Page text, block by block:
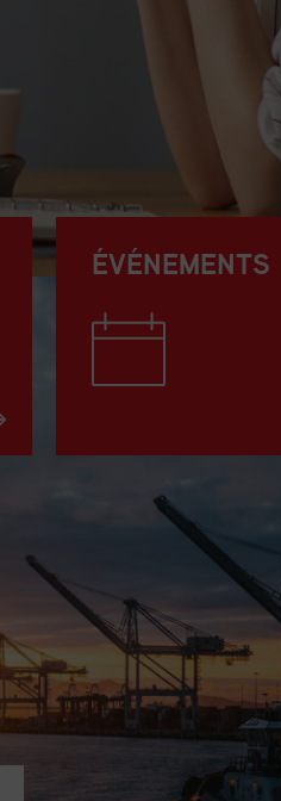
ÉVÉNEMENTS